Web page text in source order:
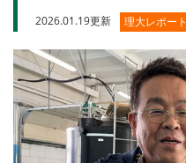
2026.01.19更新 理大レポート